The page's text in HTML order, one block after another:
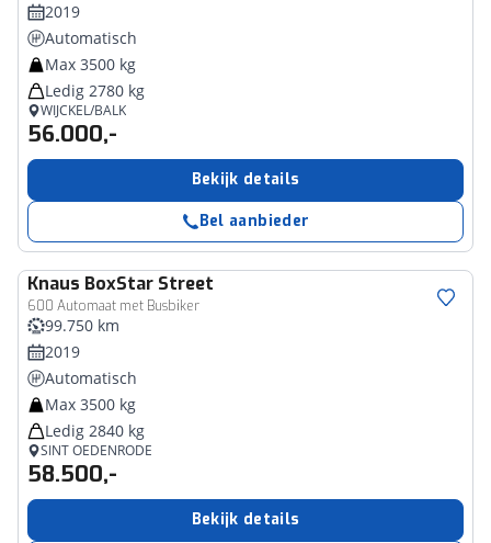
2019
Automatisch
Max 3500 kg
Ledig 2780 kg
WIJCKEL/BALK
56.000,-
Bekijk details
Bel aanbieder
Knaus BoxStar Street
600 Automaat met Busbiker
99.750 km
2019
Automatisch
Max 3500 kg
Ledig 2840 kg
SINT OEDENRODE
58.500,-
Bekijk details